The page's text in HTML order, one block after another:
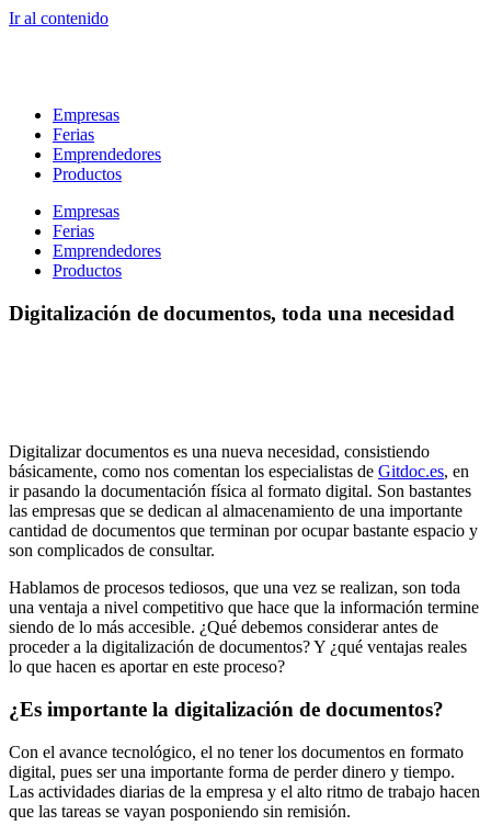
Ir al contenido
Empresas
Ferias
Emprendedores
Productos
Empresas
Ferias
Emprendedores
Productos
Digitalización de documentos, toda una necesidad
Digitalizar documentos es una nueva necesidad, consistiendo
básicamente, como nos comentan los especialistas de Gitdoc.es, en
ir pasando la documentación física al formato digital. Son bastantes
las empresas que se dedican al almacenamiento de una importante
cantidad de documentos que terminan por ocupar bastante espacio y
son complicados de consultar.
Hablamos de procesos tediosos, que una vez se realizan, son toda
una ventaja a nivel competitivo que hace que la información termine
siendo de lo más accesible. ¿Qué debemos considerar antes de
proceder a la digitalización de documentos? Y ¿qué ventajas reales
lo que hacen es aportar en este proceso?
¿Es importante la digitalización de documentos?
Con el avance tecnológico, el no tener los documentos en formato
digital, pues ser una importante forma de perder dinero y tiempo.
Las actividades diarias de la empresa y el alto ritmo de trabajo hacen
que las tareas se vayan posponiendo sin remisión.